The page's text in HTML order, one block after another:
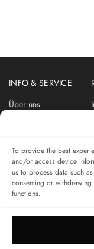
To provide the best
and/or access device
us to process data such
consenting or withdrawing
functions.
INFO & SERVICE
Über uns
ABONNIEREN SIE
Das unabhängige